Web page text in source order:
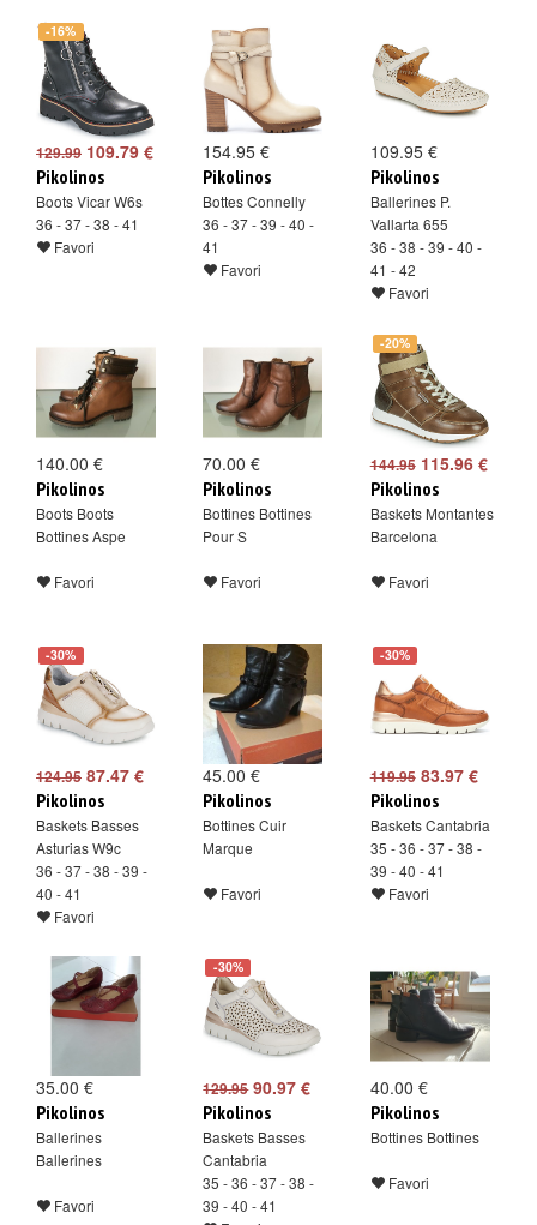
-16%
129.99 109.79 €
Pikolinos
Boots Vicar W6s
36 - 37 - 38 - 41
Favori
154.95 €
Pikolinos
Bottes Connelly
36 - 37 - 39 - 40 -
41
Favori
109.95 €
Pikolinos
Ballerines P.
Vallarta 655
36 - 38 - 39 - 40 -
41 - 42
Favori
140.00 €
Pikolinos
Boots Boots
Bottines Aspe
Favori
70.00 €
Pikolinos
Bottines Bottines
Pour S
Favori
-20%
144.95115.96 €
Pikolinos
Baskets Montantes
Barcelona
Favori
-30%
124.95 87.47 €
Pikolinos
Baskets Basses
Asturias W9c
36 - 37 - 38 - 39 -
40 - 41
Favori
45.00 €
Pikolinos
Bottines Cuir
Marque
Favori
-30%
119.9583.97 €
Pikolinos
Baskets Cantabria
35 - 36 - 37 - 38 -
39 - 40 - 41
Favori
35.00 €
Pikolinos
Ballerines
Ballerines
Favori
-30%
129.9590.97 €
Pikolinos
Baskets Basses
Cantabria
35 - 36 - 37 - 38 -
39 - 40 - 41
40.00 €
Pikolinos
Bottines Bottines
Favori